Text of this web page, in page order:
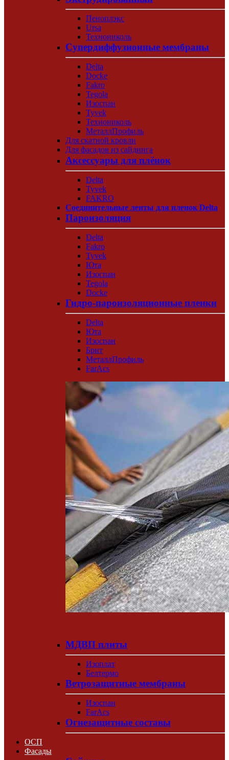
Пеноплэкс
Ursa
Технониколь
Супердиффузионные мембраны
Delta
Docke
Fakro
Tegola
Изоспан
Tyvek
Технониколь
МеталлПрофиль
Для скатной кровли
Для фасадов из сайдинга
Аксессуары для плёнок
Delta
Tyvek
FAKRO
Соединительные ленты для пленок Delta
Пароизоляция
Delta
Fakro
Tyvek
Юта
Изоспан
Tegola
Docke
Гидро-пароизоляционные пленки
Delta
Юта
Изоспан
Брит
МеталлПрофиль
FarAcs
МДВП плиты
Изоплат
Белтермо
Ветрозащитные мембраны
Изоспан
FarAcs
Огнезащитные составы
ОСП
Фасады